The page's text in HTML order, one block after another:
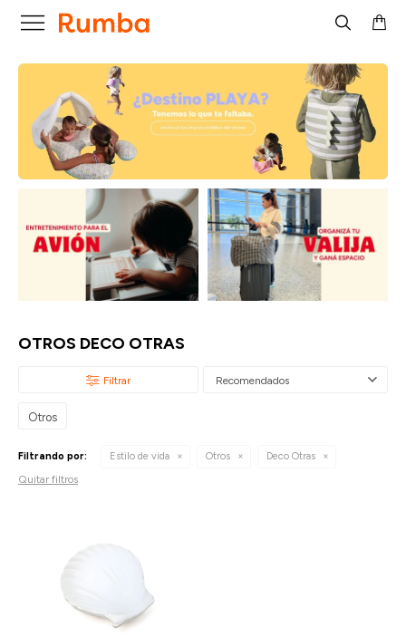

OTROS DECO OTRAS
Recomendados
Otros
Filtrando por: Estilo de vida Otros Deco Otras
Quitar filtros